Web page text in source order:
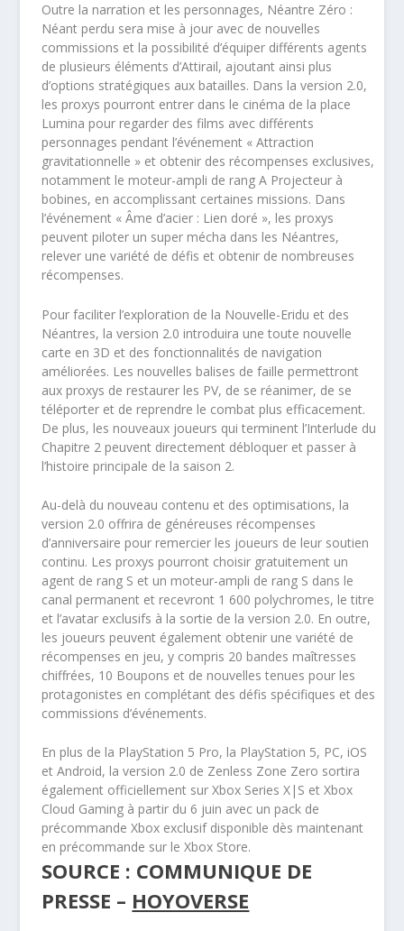
Outre la narration et les personnages, Néantre Zéro :
Néant perdu sera mise à jour avec de nouvelles
commissions et la possibilité d’équiper différents agents
de plusieurs éléments d’Attirail, ajoutant ainsi plus
d’options stratégiques aux batailles. Dans la version 2.0,
les proxys pourront entrer dans le cinéma de la place
Lumina pour regarder des films avec différents
personnages pendant l’événement « Attraction
gravitationnelle » et obtenir des récompenses exclusives,
notamment le moteur-ampli de rang A Projecteur à
bobines, en accomplissant certaines missions. Dans
l’événement « Âme d’acier : Lien doré », les proxys
peuvent piloter un super mécha dans les Néantres,
relever une variété de défis et obtenir de nombreuses
récompenses.
Pour faciliter l’exploration de la Nouvelle-Eridu et des
Néantres, la version 2.0 introduira une toute nouvelle
carte en 3D et des fonctionnalités de navigation
améliorées. Les nouvelles balises de faille permettront
aux proxys de restaurer les PV, de se réanimer, de se
téléporter et de reprendre le combat plus efficacement.
De plus, les nouveaux joueurs qui terminent l’Interlude du
Chapitre 2 peuvent directement débloquer et passer à
l’histoire principale de la saison 2.
Au-delà du nouveau contenu et des optimisations, la
version 2.0 offrira de généreuses récompenses
d’anniversaire pour remercier les joueurs de leur soutien
continu. Les proxys pourront choisir gratuitement un
agent de rang S et un moteur-ampli de rang S dans le
canal permanent et recevront 1 600 polychromes, le titre
et l’avatar exclusifs à la sortie de la version 2.0. En outre,
les joueurs peuvent également obtenir une variété de
récompenses en jeu, y compris 20 bandes maîtresses
chiffrées, 10 Boupons et de nouvelles tenues pour les
protagonistes en complétant des défis spécifiques et des
commissions d’événements.
En plus de la PlayStation 5 Pro, la PlayStation 5, PC, iOS
et Android, la version 2.0 de Zenless Zone Zero sortira
également officiellement sur Xbox Series X|S et Xbox
Cloud Gaming à partir du 6 juin avec un pack de
précommande Xbox exclusif disponible dès maintenant
en précommande sur le Xbox Store.
SOURCE : COMMUNIQUE DE
PRESSE – HOYOVERSE